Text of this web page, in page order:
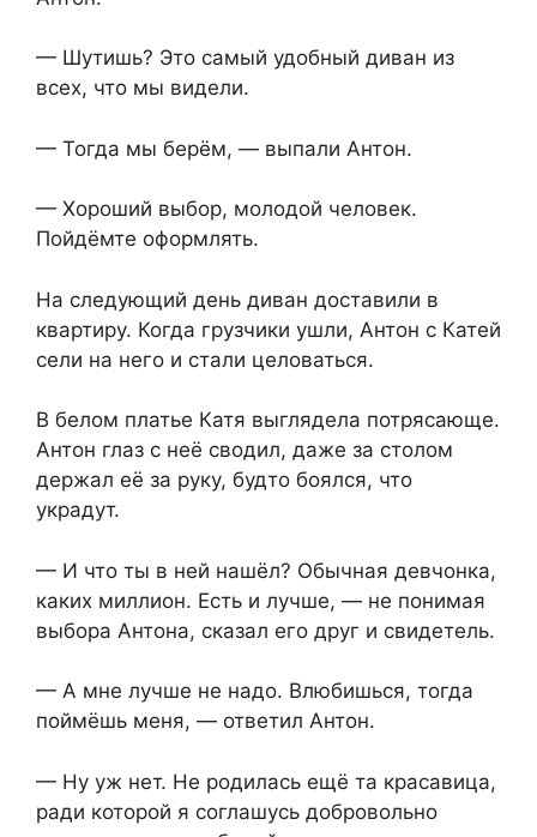
— Шутишь? Это самый удобный диван из
всех, что мы видели.
— Тогда мы берём, — выпали Антон.
— Хороший выбор, молодой человек.
Пойдёмте оформлять.
На следующий день диван доставили в
квартиру. Когда грузчики ушли, Антон с Катей
сели на него и стали целоваться.
В белом платье Катя выглядела потрясающе.
Антон глаз с неё сводил, даже за столом
держал её за руку, будто боялся, что
украдут.
— И что ты в ней нашёл? Обычная девчонка,
каких миллион. Есть и лучше, — не понимая
выбора Антона, сказал его друг и свидетель.
— А мне лучше не надо. Влюбишься, тогда
поймёшь меня, — ответил Антон.
— Ну уж нет. Не родилась ещё та красавица,
ради которой я соглашусь добровольно